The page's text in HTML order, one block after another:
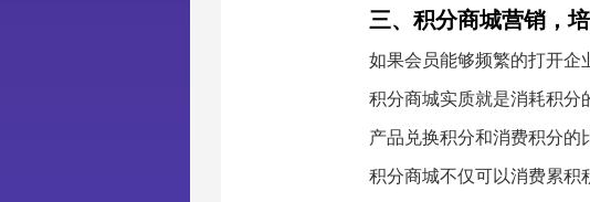
三、积分商城营销，
如果会员能够频繁的打开企
积分商城实质就是消耗积分
产品兑换积分和消费积分的
积分商城不仅可以消费累积